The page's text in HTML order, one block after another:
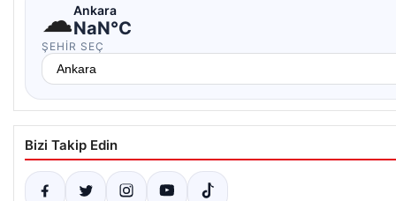
☁Ankara
NaN°C
ŞEHIR SEÇ
Bizi Takip Edin